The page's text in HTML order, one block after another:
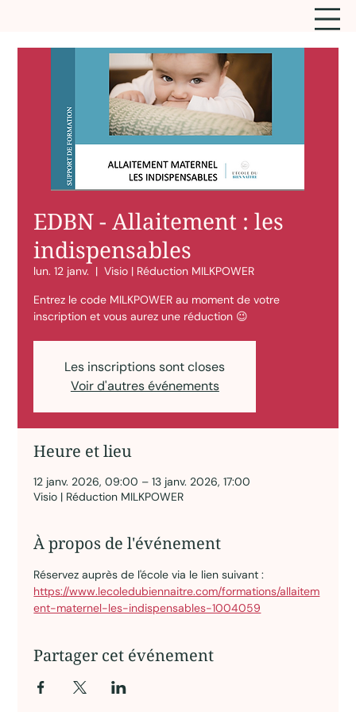
EDBN - Allaitement : les
indispensables
lun. 12 janv.
  |
Visio | Réduction MILKPOWER
Entrez le code MILKPOWER au moment de votre
inscription et vous aurez une réduction 😉
Les inscriptions sont closes
Voir d'autres événements
Heure et lieu
12 janv. 2026, 09:00 – 13 janv. 2026, 17:00
Visio | Réduction MILKPOWER
À propos de l'événement
Réservez auprès de l'école via le lien suivant :
https://www.lecoledubiennaitre.com/formations/allaitem
ent-maternel-les-indispensables-1004059
Partager cet événement